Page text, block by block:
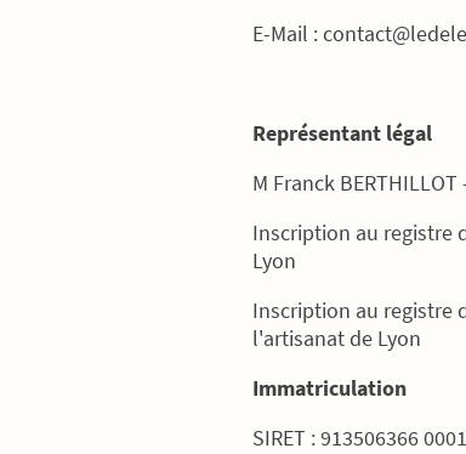
E-Mail :
Représentant légal
M Franck
Inscription au registre
Lyon
Inscription au registre
l'artisanat de Lyon
Immatriculation
SIRET : 913506366